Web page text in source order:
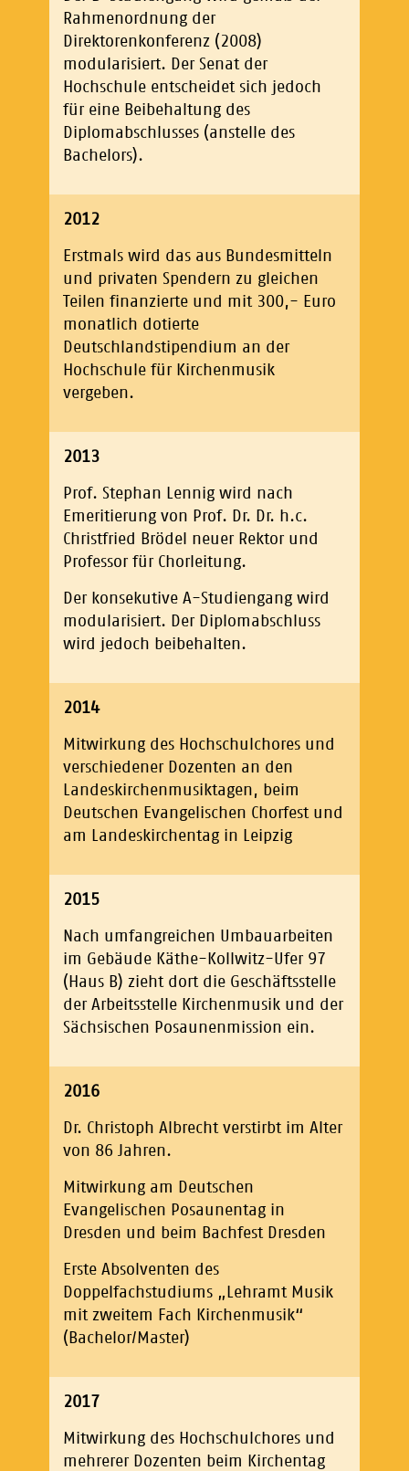
Rahmenordnung der
Direktorenkonferenz (2008)
modularisiert. Der Senat der
Hochschule entscheidet sich jedoch
für eine Beibehaltung des
Diplomabschlusses (anstelle des
Bachelors).
2012
Erstmals wird das aus Bundesmitteln
und privaten Spendern zu gleichen
Teilen finanzierte und mit 300,- Euro
monatlich dotierte
Deutschlandstipendium an der
Hochschule für Kirchenmusik
vergeben.
2013
Prof. Stephan Lennig wird nach
Emeritierung von Prof. Dr. Dr. h.c.
Christfried Brödel neuer Rektor und
Professor für Chorleitung.
Der konsekutive A-Studiengang wird
modularisiert. Der Diplomabschluss
wird jedoch beibehalten.
2014
Mitwirkung des Hochschulchores und
verschiedener Dozenten an den
Landeskirchenmusiktagen, beim
Deutschen Evangelischen Chorfest und
am Landeskirchentag in Leipzig
2015
Nach umfangreichen Umbauarbeiten
im Gebäude Käthe-Kollwitz-Ufer 97
(Haus B) zieht dort die Geschäftsstelle
der Arbeitsstelle Kirchenmusik und der
Sächsischen Posaunenmission ein.
2016
Dr. Christoph Albrecht verstirbt im Alter
von 86 Jahren.
Mitwirkung am Deutschen
Evangelischen Posaunentag in
Dresden und beim Bachfest Dresden
Erste Absolventen des
Doppelfachstudiums „Lehramt Musik
mit zweitem Fach Kirchenmusik“
(Bachelor/Master)
2017
Mitwirkung des Hochschulchores und
mehrerer Dozenten beim Kirchentag